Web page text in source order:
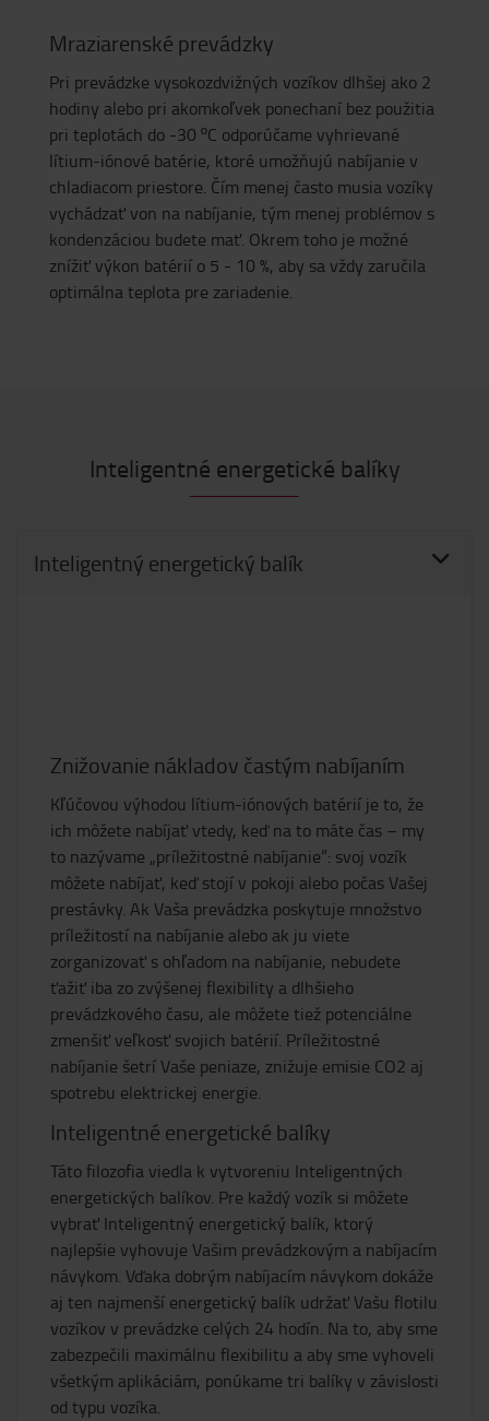
Mraziarenské prevádzky
Pri prevádzke vysokozdvižných vozíkov dlhšej ako 2
hodiny alebo pri akomkoľvek ponechaní bez použitia
pri teplotách do -30 ºC odporúčame vyhrievané
lítium-iónové batérie, ktoré umožňujú nabíjanie v
chladiacom priestore. Čím menej často musia vozíky
vychádzať von na nabíjanie, tým menej problémov s
kondenzáciou budete mať. Okrem toho je možné
znížiť výkon batérií o 5 - 10 %, aby sa vždy zaručila
optimálna teplota pre zariadenie.
Inteligentné energetické balíky
Inteligentný energetický balík
Znižovanie nákladov častým nabíjaním
Kľúčovou výhodou lítium-iónových batérií je to, že
ich môžete nabíjať vtedy, keď na to máte čas – my
to nazývame „príležitostné nabíjanie“: svoj vozík
môžete nabíjať, keď stojí v pokoji alebo počas Vašej
prestávky. Ak Vaša prevádzka poskytuje množstvo
príležitostí na nabíjanie alebo ak ju viete
zorganizovať s ohľadom na nabíjanie, nebudete
ťažiť iba zo zvýšenej flexibility a dlhšieho
prevádzkového času, ale môžete tiež potenciálne
zmenšiť veľkosť svojich batérií. Príležitostné
nabíjanie šetrí Vaše peniaze, znižuje emisie CO2 aj
spotrebu elektrickej energie.
Inteligentné energetické balíky
Táto filozofia viedla k vytvoreniu Inteligentných
energetických balíkov. Pre každý vozík si môžete
vybrať Inteligentný energetický balík, ktorý
najlepšie vyhovuje Vašim prevádzkovým a nabíjacím
návykom. Vďaka dobrým nabíjacím návykom dokáže
aj ten najmenší energetický balík udržať Vašu flotilu
vozíkov v prevádzke celých 24 hodín. Na to, aby sme
zabezpečili maximálnu flexibilitu a aby sme vyhoveli
všetkým aplikáciám, ponúkame tri balíky v závislosti
od typu vozíka.